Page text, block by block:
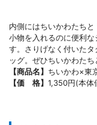
内側にはちいかわたちと
小物を入れるのに便利
す。さりげなく付いた
ッグ。ぜひちいかわた
【商品名】 ちいかわ×東
【価 格】 1,350円(本体